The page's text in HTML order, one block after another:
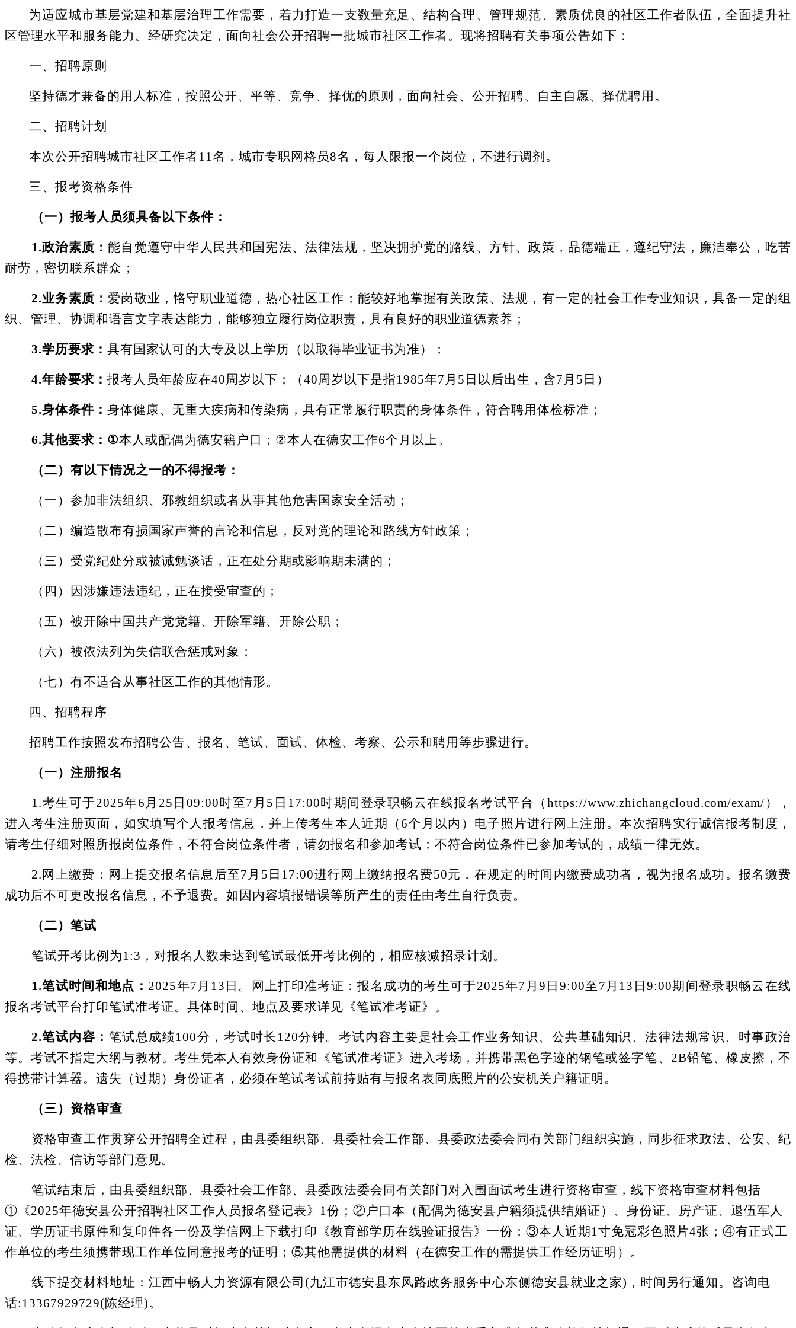
为适应城市基层党建和基层治理工作需要 ， 着力打造一支数量充足、结构合理、管理规范、素质优良的社区工作者队伍，全面提升社
区管理水平和服务能力 。 经研究决定，面向社会公开招聘一批城市社区工作者。现将招聘有关事项公告如下：
一、招聘原则
坚持德才兼备的用人标准，按照公开、平等、竞争、择优的原则，面向社会、公开招聘、自主自愿、择优聘用 。
二、 招聘计划
本次公开招聘城市社区工作者11名 ，城市专职网格员8名，每人限报一个岗位，不进行调剂。
三、报考资格条件
（一）报考人员须具备以下条件：
1.政治素质：能自觉遵守中华人民共和国宪法、法律法规，坚决拥护党的路线、方针、政策，品德端正，遵纪守法，廉洁奉公，吃苦
耐劳，密切联系群众 ；
2.业务素质：爱岗敬业，恪守职业道德，热心社区工作；能较好地掌握有关政策、法规，有一定的社会工作专业知识，具备一定的组
织、管理、协调和语言文字表达能力，能够独立履行岗位职责，具有良好的职业道德素养 ；
3.学历要求： 具有国家认可的大专及以上学历（以取得毕业证书为准）；
4.年龄要求： 报考人员年龄应在40周岁以下；（40周岁以下是指1985年7月5日以后出生，含7月5日）
5.身体条件： 身体健康、无重大疾病和传染病，具有正常履行职责的身体条件，符合聘用体检标准；
6.其他要求： ①本人或配偶为德安籍户口； ②本人在德安工作6个月以上。
（二）有以下情况之一的不得报考：
（一）参加非法组织、邪教组织或者从事其他危害国家安全活动；
（二）编造散布有损国家声誉的言论和信息，反对党的理论和路线方针政策；
（三）受党纪处分或被诫勉谈话，正在处分期或影响期未满的；
（四）因涉嫌违法违纪，正在接受审查的；
（五）被开除中国共产党党籍、开除军籍、开除公职；
（六）被依法列为失信联合惩戒对象；
（七）有不适合从事社区工作的其他情形。
四、招聘程序
招聘工作按照发布招聘公告、报名、笔试、面试、体检、考察、公示和聘用等步骤进行。
（一）注册报名
1.考生可于2025年6月25 日 09:00时至7月5日 17:00时期间登录职畅云在线报名考试平台（https://www.zhichangcloud.com/exam/），
进入考生注册页面，如实填写个人报考信息，并上传考生本人近期（6个月以内）电子照片进行网上注册。本次招聘实行诚信报考制度，
请考生仔细对照所报岗位条件， 不符合岗位条件者，请勿报名和参加考试；不符合岗位条件已参加考试的，成绩一律无效。
2.网上缴费：网上提交报名信息后至7月5日17:00进行网上缴纳报名费50元，在规定的时间内缴费成功者，视为报名成功。报名缴费
成功后不可更改报名信息，不予退费。如因内容填报错误等所产生的责任由考生自行负责。
（二）笔试
笔试开考比例为 1:3 ，对报名人数未达到笔试最低开考比例的，相应核减招录计划。
1.笔试时间和地点： 2025年7月13日 。 网上打印准考证：报名成功的考生可于2025年7月9日 9:00至7月13日 9:00期间登录职畅云在线
报名考试平台打印笔试准考证。 具体时间、地点及要求详见《笔试准考证》。
2.笔试内容： 笔试总成绩100分 ， 考试时长 120分钟。考试内容主要是社会工作业务知识、 公共基础知识、法律法规常识、 时事政治
等。考试不指定大纲与教材。考生凭本人有效身份证和《笔试准考证》进入考场，并携带黑色字迹的钢笔或签字笔、 2B铅笔、橡皮擦 ，不
得携带计算器。遗失（过期）身份证者，必须在笔试考试前持贴有与报名表同底照片的公安机关户籍证明。
（三）资格审查
资格审查工作贯穿公开招聘全过程，由县委组织部、县委社会工作部、县委政法委会同有关部门组织实施 ， 同步征求政法、公安、纪
检、法检、信访等部门意见。
笔试结束后，由县委组织部、县委社会工作部、县委政法委会同有关部门对入围面试考生进行资格审查，线下资格审查材料包括
①《2025年德安县公开招聘社区工作人员报名登记表》 1份；②户口本（配偶为德安县户籍须提供结婚证）、身份证、房产证、退伍军人
证、学历证书原件和复印件各一份及学信网上下载打印《教育部学历在线验证报告》一份；③本人近期1寸免冠彩色照片4张； ④有正式工
作单位的考生须携带现工作单位同意报考的证明；⑤其他需提供的材料 （在德安工作的需提供工作经历证明）。
线下提交材料地址：江西中畅人力资源有限公司 (九江市德安县东风路政务服务中心东侧德安县就业之家)，时间另行通知。咨询电
话:13367929729(陈经理)。